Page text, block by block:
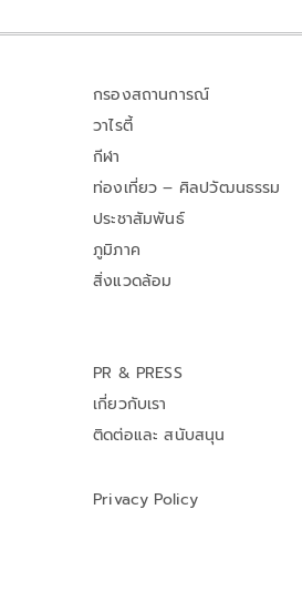
กรองสถานการณ์
วาไรตี้
กีฬา
ท่องเที่ยว – ศิลปวัฒนธรรม
ประชาสัมพันธ์
ภูมิภาค
สิ่งแวดล้อม
PR & PRESS
เกี่ยวกับเรา
ติดต่อและ สนับสนุน
Privacy Policy